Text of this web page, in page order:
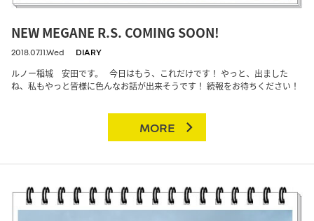
NEW MEGANE R.S. COMING SOON!
2018.07.11.Wed DIARY
ルノー稲城 安田です。 今日はもう、これだけです！ やっと、出ました
ね、私もやっと皆様に色んなお話が出来そうです！ 続報をお待ちください！
MORE